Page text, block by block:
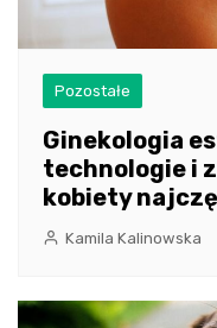
Pozostałe
Ginekologia
technologie i
kobiety
Kamila Kalinowska